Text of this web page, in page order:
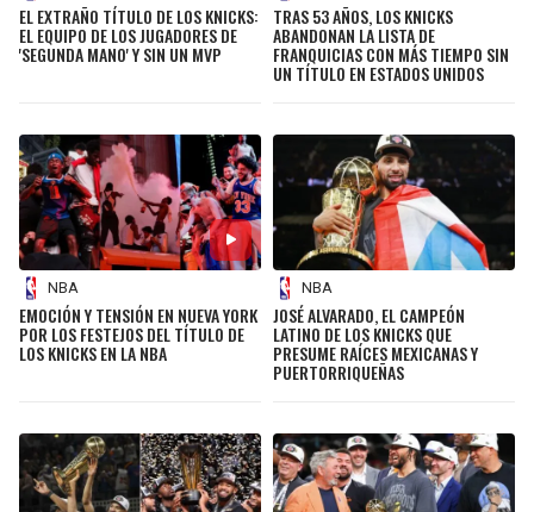
EL EXTRAÑO TÍTULO DE LOS KNICKS:
EL EQUIPO DE LOS JUGADORES DE
'SEGUNDA MANO' Y SIN UN MVP
TRAS 53 AÑOS, LOS KNICKS
ABANDONAN LA LISTA DE
FRANQUICIAS CON MÁS TIEMPO SIN
UN TÍTULO EN ESTADOS UNIDOS
NBA
EMOCIÓN Y TENSIÓN EN NUEVA YORK
POR LOS FESTEJOS DEL TÍTULO DE
LOS KNICKS EN LA NBA
NBA
JOSÉ ALVARADO, EL CAMPEÓN
LATINO DE LOS KNICKS QUE
PRESUME RAÍCES MEXICANAS Y
PUERTORRIQUEÑAS